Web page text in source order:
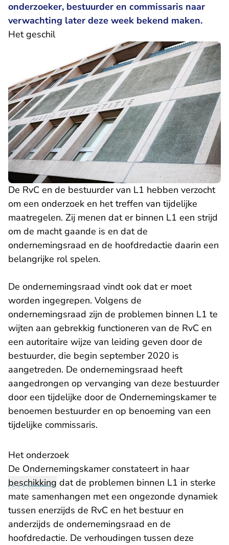
onderzoeker, bestuurder en commissaris naar
verwachting later deze week bekend maken.
Het geschil
De RvC en de bestuurder van L1 hebben verzocht
om een onderzoek en het treffen van tijdelijke
maatregelen. Zij menen dat er binnen L1 een strijd
om de macht gaande is en dat de
ondernemingsraad en de hoofdredactie daarin een
belangrijke rol spelen.
De ondernemingsraad vindt ook dat er moet
worden ingegrepen. Volgens de
ondernemingsraad zijn de problemen binnen L1 te
wijten aan gebrekkig functioneren van de RvC en
een autoritaire wijze van leiding geven door de
bestuurder, die begin september 2020 is
aangetreden. De ondernemingsraad heeft
aangedrongen op vervanging van deze bestuurder
door een tijdelijke door de Ondernemingskamer te
benoemen bestuurder en op benoeming van een
tijdelijke commissaris.
Het onderzoek
De Ondernemingskamer constateert in haar
beschikking dat de problemen binnen L1 in sterke
mate samenhangen met een ongezonde dynamiek
tussen enerzijds de RvC en het bestuur en
anderzijds de ondernemingsraad en de
hoofdredactie. De verhoudingen tussen deze